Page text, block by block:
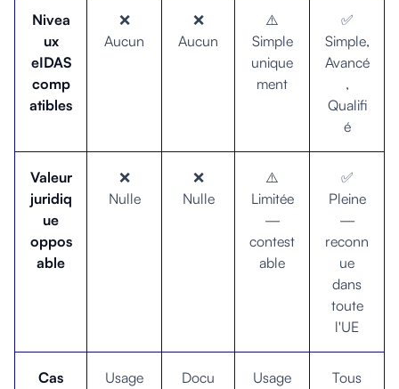
Nivea
ux
eIDAS
comp
atibles
❌
Aucun
❌
Aucun
⚠️
Simple
unique
ment
✅
Simple,
Avancé
,
Qualifi
é
Valeur
juridiq
ue
oppos
able
❌
Nulle
❌
Nulle
⚠️
Limitée
—
contest
able
✅
Pleine
—
reconn
ue
dans
toute
l'UE
Cas
Usage
Docu
Usage
Tous